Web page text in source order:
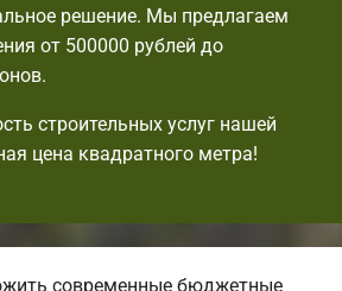
решение. Мы предлагаем
от 500000 рублей до
строительных услуг нашей
цена квадратного метра!
современные бюджетные